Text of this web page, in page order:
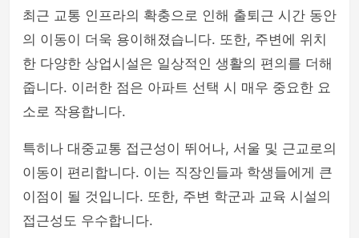
최근 교통 인프라의 확충으로 인해 출퇴근 시간 동안
의 이동이 더욱 용이해졌습니다. 또한, 주변에 위치
한 다양한 상업시설은 일상적인 생활의 편의를 더해
줍니다. 이러한 점은 아파트 선택 시 매우 중요한 요
소로 작용합니다.
특히나 대중교통 접근성이 뛰어나, 서울 및 근교로의
이동이 편리합니다. 이는 직장인들과 학생들에게 큰
이점이 될 것입니다. 또한, 주변 학군과 교육 시설의
접근성도 우수합니다.